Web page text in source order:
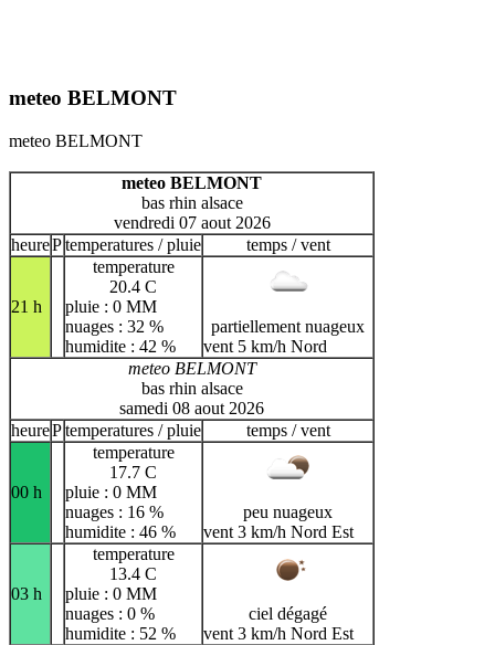
meteo BELMONT
meteo BELMONT
meteo BELMONT
bas rhin alsace
vendredi 07 aout 2026
heurePtemperatures / pluie temps / vent
21 h
temperature
20.4 C
pluie : 0 MM
nuages : 32 %
humidite : 42 %
partiellement nuageux
vent 5 km/h Nord
meteo BELMONT
bas rhin alsace
samedi 08 aout 2026
heurePtemperatures / pluie temps / vent
00 h
temperature
17.7 C
pluie : 0 MM
nuages : 16 %
humidite : 46 %
peu nuageux
vent 3 km/h Nord Est
03 h
temperature
13.4 C
pluie : 0 MM
nuages : 0 %
humidite : 52 %
ciel dégagé
vent 3 km/h Nord Est